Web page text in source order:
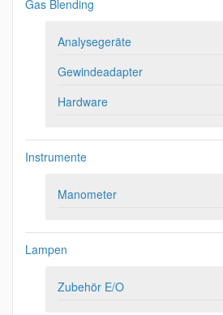
Gas Blending
Analysegeräte
Gewindeadapter
Hardware
Instrumente
Manometer
Lampen
Zubehör E/O